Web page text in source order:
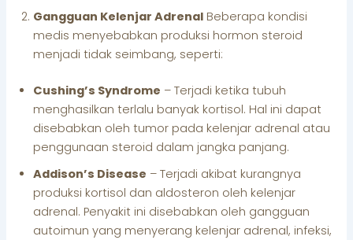
Gangguan Kelenjar Adrenal Beberapa kondisi
medis menyebabkan produksi hormon steroid
menjadi tidak seimbang, seperti:
Cushing’s Syndrome – Terjadi ketika tubuh
menghasilkan terlalu banyak kortisol. Hal ini dapat
disebabkan oleh tumor pada kelenjar adrenal atau
penggunaan steroid dalam jangka panjang.
Addison’s Disease – Terjadi akibat kurangnya
produksi kortisol dan aldosteron oleh kelenjar
adrenal. Penyakit ini disebabkan oleh gangguan
autoimun yang menyerang kelenjar adrenal, infeksi,